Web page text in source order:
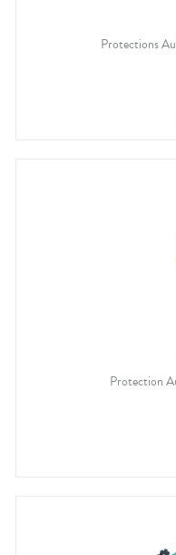
Protections
Protection